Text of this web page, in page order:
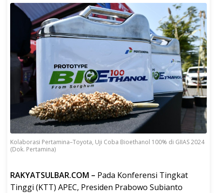
Kolaborasi Pertamina–Toyota, Uji Coba Bioethanol 100% di GIIAS 2024
(Dok. Pertamina)
RAKYATSULBAR.COM – Pada Konferensi Tingkat
Tinggi (KTT) APEC, Presiden Prabowo Subianto